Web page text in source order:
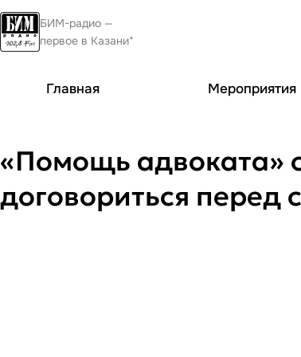
БИМ-радио —
первое в Казани*
Главная Мероприятия
«Помощь адвоката»
договориться перед